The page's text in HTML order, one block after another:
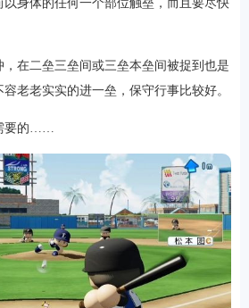
身体的任何一个部位触垒，而且要尽快
在二垒三垒间或三垒本垒间被捉到也是
老老实实的进一垒，保守行事比较好。
要的……